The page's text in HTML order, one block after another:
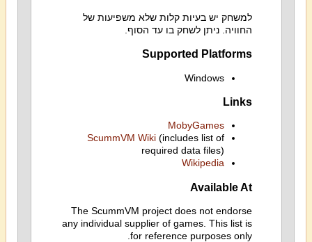
למשחק יש בעיות קלות שלא משפיעות של
החוויה. ניתן לשחק בו עד הסוף.
Supported Platforms
Windows
Links
MobyGames
ScummVM Wiki(includes list of
required data files)
Wikipedia
Available At
The ScummVM project does not endorse
any individual supplier of games. This list is
for reference purposes only.